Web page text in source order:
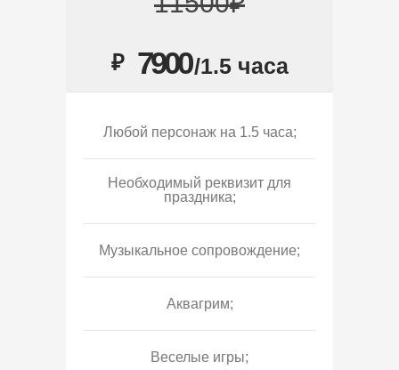
₽ 7900/1.5 часа
Любой персонаж на 1.5 часа;
Необходимый реквизит для
праздника;
Музыкальное сопровождение;
Аквагрим;
Веселые игры;